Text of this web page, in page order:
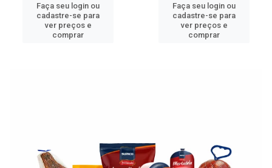
Faça seu login ou
cadastre-se para
ver preços e
comprar
Faça seu login ou
cadastre-se para
ver preços e
comprar